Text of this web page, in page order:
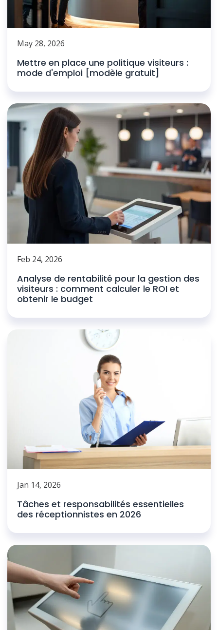
May 28, 2026
Mettre en place une politique visiteurs :
mode d'emploi [modèle gratuit]
Feb 24, 2026
Analyse de rentabilité pour la gestion des
visiteurs : comment calculer le ROI et
obtenir le budget
Jan 14, 2026
Tâches et responsabilités essentielles
des réceptionnistes en 2026